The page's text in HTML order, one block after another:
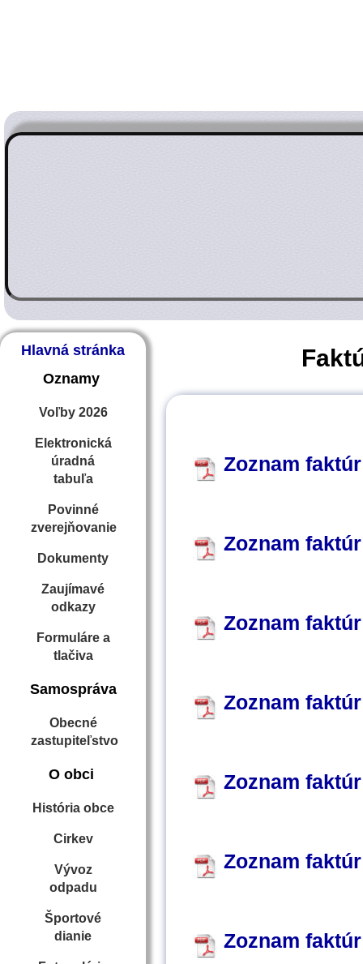
Hlavná stránka
Oznamy
Voľby 2026
Elektronická
úradná
tabuľa
Povinné
zverejňovanie
Dokumenty
Zaujímavé
odkazy
Formuláre a
tlačiva
Samospráva
Obecné
zastupiteľstvo
O obci
História obce
Cirkev
Vývoz
odpadu
Športové
dianie
Zoznam
Zoznam
Zoznam
Zoznam
Zoznam
Zoznam
Zoznam